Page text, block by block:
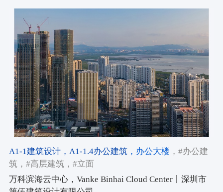
A1-1建筑设计，A1-1.4办公建筑，办公大楼 ，#办公建
筑 ，#高层建筑 ，#立面
万科滨海云中心，Vanke Binhai Cloud Center丨深圳市